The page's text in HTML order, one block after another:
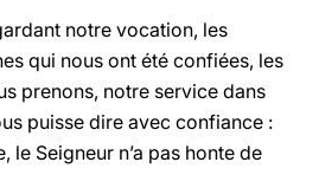
notre vocation, les
qui nous ont été confiées, les
prenons, notre service dans
puisse dire avec confiance :
le Seigneur n’a pas honte de